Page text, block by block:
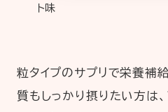
ト味
粒タイプのサプリで栄養補
質もしっかり摂りたい方は